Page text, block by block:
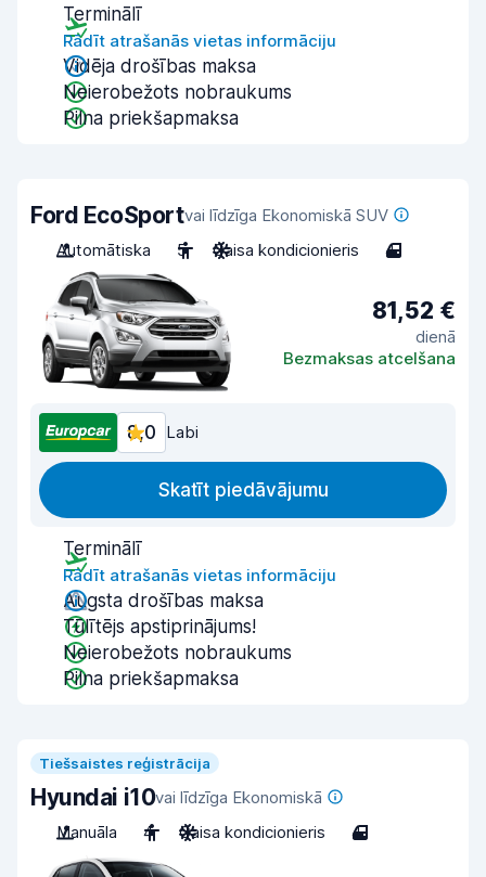
Terminālī
Rādīt atrašanās vietas informāciju
Vidēja drošības maksa
Neierobežots nobraukums
Pilna priekšapmaksa
Ford EcoSportvai līdzīga Ekonomiskā SUV
Automātiska
5 Gaisa kondicionieris 4
81,52 €
dienā
Bezmaksas atcelšana
8,0 Labi
Skatīt piedāvājumu
Terminālī
Rādīt atrašanās vietas informāciju
Augsta drošības maksa
Tūlītējs apstiprinājums!
Neierobežots nobraukums
Pilna priekšapmaksa
Tiešsaistes reģistrācija
Hyundai i10vai līdzīga Ekonomiskā
Manuāla
4 Gaisa kondicionieris 4